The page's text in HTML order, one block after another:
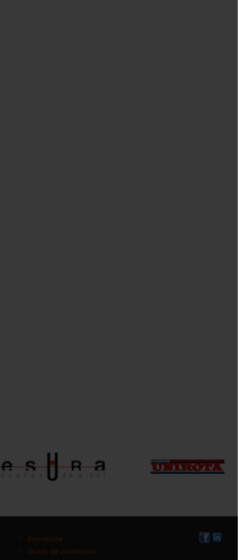
Entreprise
Outils de conversion